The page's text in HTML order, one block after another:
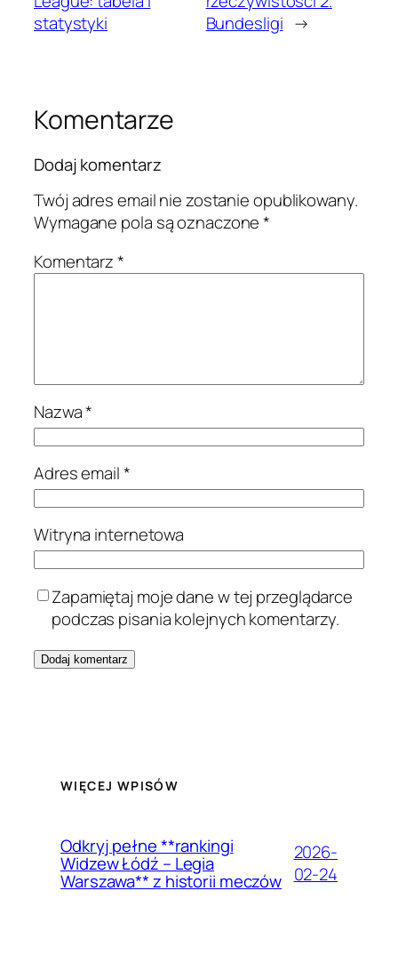
statystyki
Bundesligi →
Komentarze
Dodaj komentarz
Twój adres email nie zostanie opublikowany.
Wymagane pola są oznaczone*
Komentarz*
Nazwa*
Adres email*
Witryna internetowa
Zapamiętaj moje dane w tej przeglądarce
podczas pisania kolejnych komentarzy.
WIĘCEJ WPISÓW
Odkryj pełne **rankingi
Widzew Łódź – Legia
Warszawa** z historii meczów
2026-
02-24